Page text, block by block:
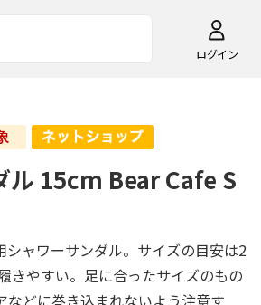
ログイン
ル 15cm Bear Cafe S
ャワーサンダル。サイズの目安は2
きやすい。足に合ったサイズのもの
どに巻き込まれないよう注意す